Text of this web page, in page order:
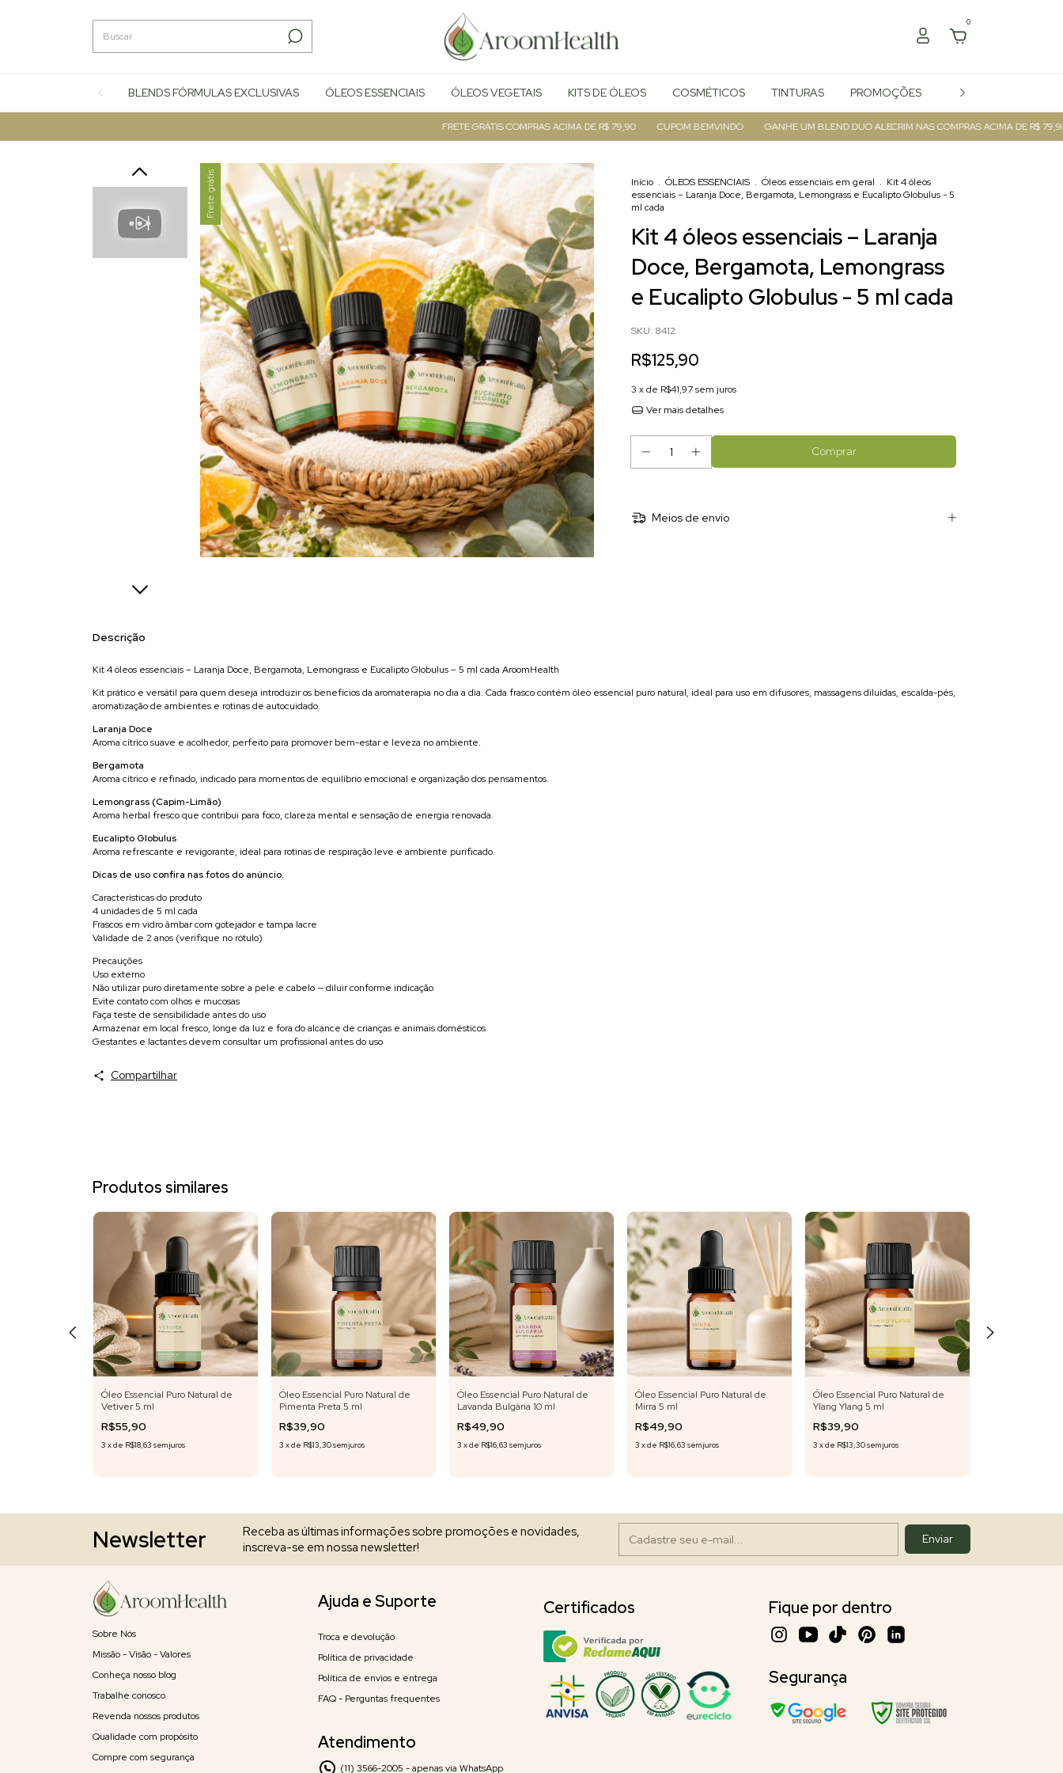
0
BLENDS FÓRMULAS EXCLUSIVAS ÓLEOS ESSENCIAIS ÓLEOS VEGETAIS KITS DE ÓLEOS COSMÉTICOS TINTURAS PROMOÇÕES ATACADO
FRETE GRÁTIS COMPRAS ACIMA DE R$ 79,90 CUPOM BEMVINDO GANHE UM BLEND DUO ALECRIM NAS COMPRAS ACIMA DE R$ 79,90
Frete grátis Início . ÓLEOS ESSENCIAIS . Óleos essenciais em geral . Kit 4 óleos
essenciais – Laranja Doce, Bergamota, Lemongrass e Eucalipto Globulus - 5
ml cada
Kit 4 óleos essenciais – Laranja
Doce, Bergamota, Lemongrass
e Eucalipto Globulus - 5 ml cada
SKU: 8412
R$125,90
3 x de R$41,97sem juros
Ver mais detalhes
Meios de envio
Descrição
Kit 4 óleos essenciais – Laranja Doce, Bergamota, Lemongrass e Eucalipto Globulus – 5 ml cada AroomHealth
Kit prático e versátil para quem deseja introduzir os benefícios da aromaterapia no dia a dia. Cada frasco contém óleo essencial puro natural, ideal para uso em difusores, massagens diluídas, escalda-pés,
aromatização de ambientes e rotinas de autocuidado.
Laranja Doce
Aroma cítrico suave e acolhedor, perfeito para promover bem-estar e leveza no ambiente.
Bergamota
Aroma cítrico e refinado, indicado para momentos de equilíbrio emocional e organização dos pensamentos.
Lemongrass (Capim-Limão)
Aroma herbal fresco que contribui para foco, clareza mental e sensação de energia renovada.
Eucalipto Globulus
Aroma refrescante e revigorante, ideal para rotinas de respiração leve e ambiente purificado.
Dicas de uso confira nas fotos do anúncio.
Características do produto
4 unidades de 5 ml cada
Frascos em vidro âmbar com gotejador e tampa lacre
Validade de 2 anos (verifique no rótulo)
Precauções
Uso externo
Não utilizar puro diretamente sobre a pele e cabelo — diluir conforme indicação
Evite contato com olhos e mucosas
Faça teste de sensibilidade antes do uso
Armazenar em local fresco, longe da luz e fora do alcance de crianças e animais domésticos
Gestantes e lactantes devem consultar um profissional antes do uso
Compartilhar
Produtos similares
Óleo Essencial Puro Natural de
Vetiver 5 ml
R$55,90
3 xde R$18,63 sem juros
Óleo Essencial Puro Natural de
Pimenta Preta 5 ml
R$39,90
3 xde R$13,30sem juros
Óleo Essencial Puro Natural de
Lavanda Bulgária 10 ml
R$49,90
3 xde R$16,63 sem juros
Óleo Essencial Puro Natural de
Mirra 5 ml
R$49,90
3 xde R$16,63 sem juros
Óleo Essencial Puro Natural de
Ylang Ylang 5 ml
R$39,90
3 xde R$13,30sem juros
Newsletter
Receba as últimas informações sobre promoções e novidades,
inscreva-se em nossa newsletter!
Sobre Nós
Missão - Visão - Valores
Conheça nosso blog
Trabalhe conosco
Revenda nossos produtos
Qualidade com propósito
Compre com segurança
Ajuda e Suporte
Troca e devolução
Política de privacidade
Política de envios e entrega
FAQ - Perguntas frequentes
Atendimento
(11) 3566-2005 - apenas via WhatsApp
Certificados Fique por dentro
Segurança